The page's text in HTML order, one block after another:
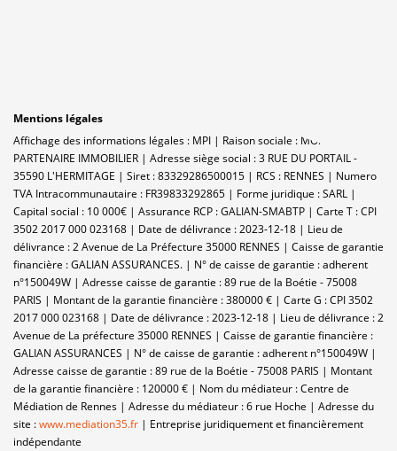
Mentions légales
Affichage des informations légales : MPI | Raison sociale : MON
PARTENAIRE IMMOBILIER | Adresse siège social : 3 RUE DU PORTAIL -
35590 L'HERMITAGE | Siret : 83329286500015 | RCS : RENNES | Numero
TVA Intracommunautaire : FR39833292865 | Forme juridique : SARL |
Capital social : 10 000€ | Assurance RCP : GALIAN-SMABTP | Carte T : CPI
3502 2017 000 023168 | Date de délivrance : 2023-12-18 | Lieu de
délivrance : 2 Avenue de La Préfecture 35000 RENNES | Caisse de garantie
financière : GALIAN ASSURANCES. | N° de caisse de garantie : adherent
n°150049W | Adresse caisse de garantie : 89 rue de la Boétie - 75008
PARIS | Montant de la garantie financière : 380000 € | Carte G : CPI 3502
2017 000 023168 | Date de délivrance : 2023-12-18 | Lieu de délivrance : 2
Avenue de La préfecture 35000 RENNES | Caisse de garantie financière :
GALIAN ASSURANCES | N° de caisse de garantie : adherent n°150049W |
Adresse caisse de garantie : 89 rue de la Boétie - 75008 PARIS | Montant
de la garantie financière : 120000 € | Nom du médiateur : Centre de
Médiation de Rennes | Adresse du médiateur : 6 rue Hoche | Adresse du
site :www.mediation35.fr | Entreprise juridiquement et financièrement
indépendante